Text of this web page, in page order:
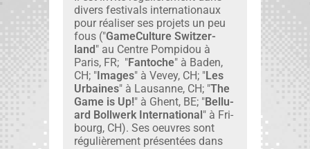
divers fes­ti­vals inter­na­tionaux
pour réalis­er ses pro­jets un peu
fous ("GameCul­ture Switzer­
land " au Cen­tre Pom­pi­dou à
Paris, FR; "Fan­toche" à Baden,
CH; "Images" à Vevey, CH; "Les
Urbaines" à Lau­sanne, CH; "The
Game is Up!" à Ghent, BE; "Bel­lu­
ard Boll­w­erk Inter­na­tion­al " à Fri­
bourg, CH). Ses oeu­vres sont
régulière­ment présen­tées dans